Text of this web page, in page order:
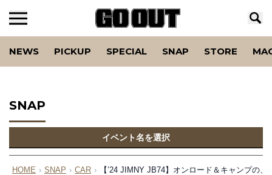
NEWS PICKUP SPECIAL SNAP STORE
SNAP
イベント名を選択
HOME › SNAP › CAR › 【’24 JIMNY JB74】オンロード＆キャンプの